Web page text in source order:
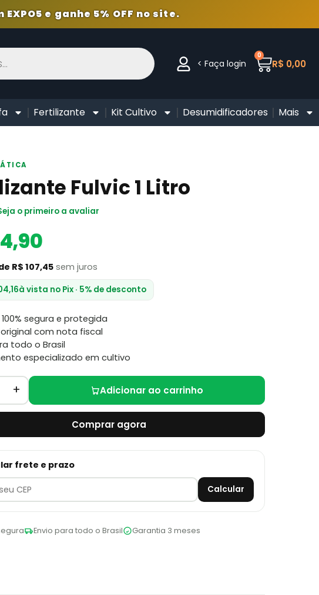
e ganhe 5% OFF no site.
< Faça login R$ 0,00
0
Fertilizante Kit Cultivo Desumidificadores Mais
Fulvic 1 Litro
o primeiro a avaliar
R$ 107,45sem juros
à vista no Pix · 5% de desconto
segura e protegida
com nota fiscal
todo o Brasil
especializado em cultivo
+ Adicionar ao carrinho
Comprar agora
frete e prazo
Calcular
Envio para todo o Brasil Garantia 3 meses